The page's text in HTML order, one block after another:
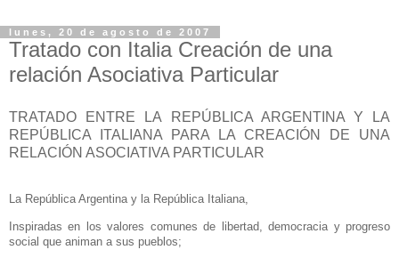
lunes, 20 de agosto de 2007
Tratado con Italia Creación de una
relación Asociativa Particular
TRATADO ENTRE LA REPÚBLICA ARGENTINA Y LA
REPÚBLICA ITALIANA PARA LA CREACIÓN DE UNA
RELACIÓN ASOCIATIVA PARTICULAR
La República Argentinay la República Italiana,
Inspiradas en los valores comunes de libertad, democracia y progreso
social que animan a sus pueblos;